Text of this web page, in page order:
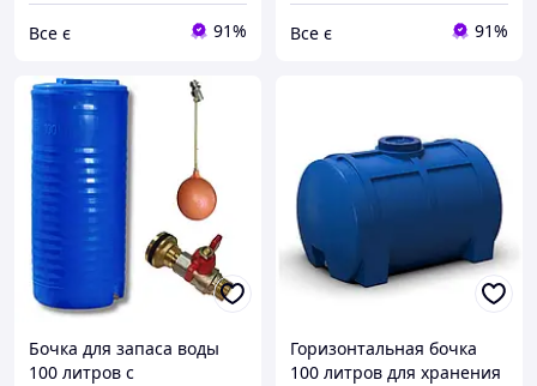
Все є 91% Все є 91%
Бочка для запаса воды
100 литров с
Горизонтальная бочка
100 литров для хранения